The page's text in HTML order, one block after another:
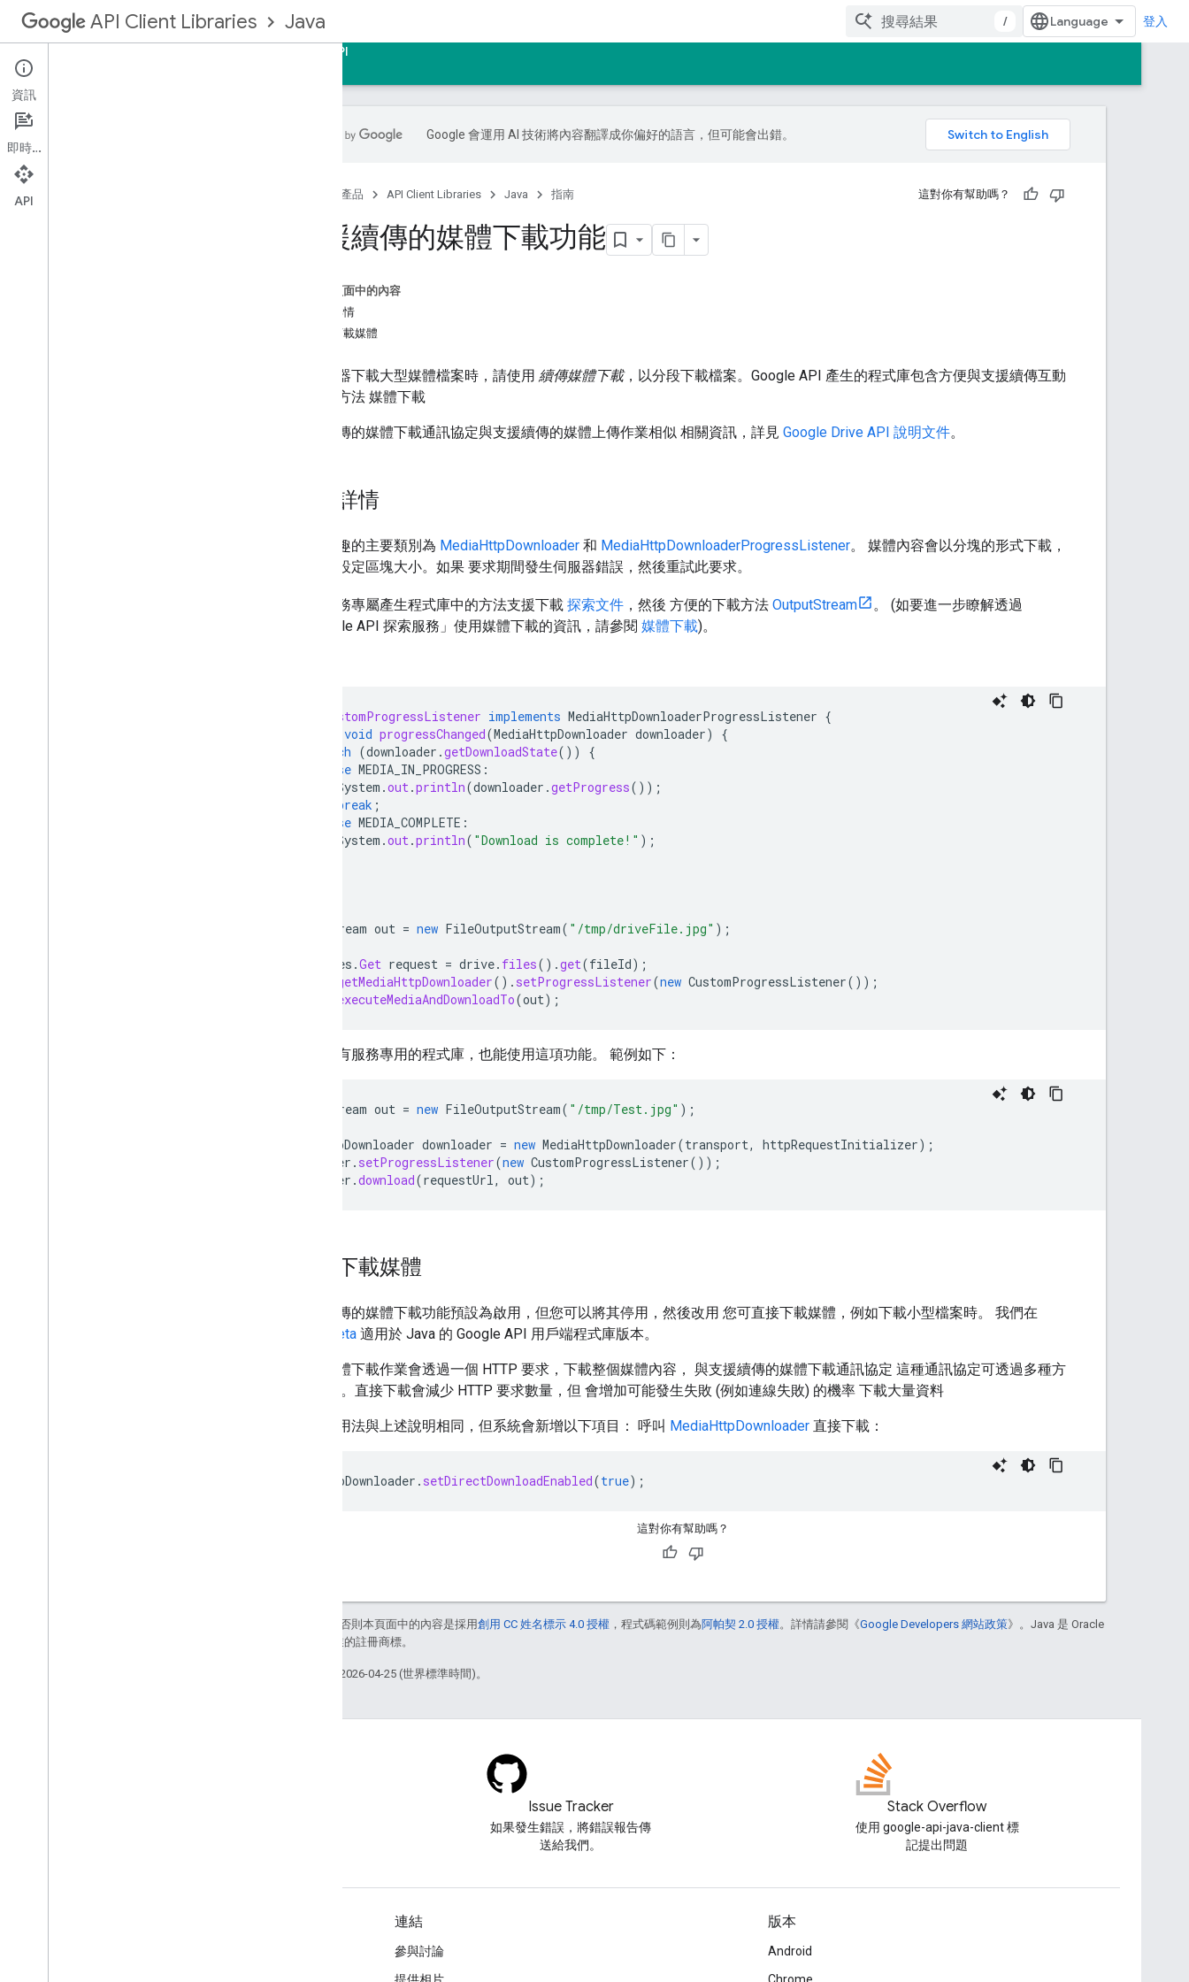
API Client Libraries Java / 登入
API
開發人員指南
查看設定操作說明
Google 會運用 AI 技術將內容翻譯成你偏好的語言，但可能會出錯。
產品 API Client Libraries Java 指南 這對你有幫助嗎？
支援續傳的媒體下載功能
這個頁面中的內容
實作詳情
直接下載媒體
從伺服器下載大型媒體檔案時，請使用 續傳媒體下載，以分段下載檔案。Google API 產生的程式庫包含方便與支援續傳互動
的便利方法 媒體下載
支援續傳的媒體下載通訊協定與支援續傳的媒體上傳作業相似 相關資訊，詳見 Google Drive API 說明文件。
實作詳情
您感興趣的主要類別為 MediaHttpDownloader 和 MediaHttpDownloaderProgressListener。 媒體內容會以分塊的形式下載，
也可以設定區塊大小。如果 要求期間發生伺服器錯誤，然後重試此要求。
如果服務專屬產生程式庫中的方法支援下載 探索文件 ，然後 方便的下載方法 OutputStream
。 (如要進一步瞭解透過
「Google API 探索服務」使用媒體下載的資訊，請參閱 媒體下載)。
CustomProgressListener implements MediaHttpDownloaderProgressListener {
void progressChanged(MediaHttpDownloader downloader)
{
switch (downloader .getDownloadState())
{
case MEDIA_IN_PROGRESS :
System .out.println(downloader .getProgress());
break ;
case MEDIA_COMPLETE :
System .out.println( "Download is complete!" );
OutputStream out = new FileOutputStream( "/tmp/driveFile.jpg" );
DriveFiles .Get request = drive. files().get(fileId);
getMediaHttpDownloader(). setProgressListener(new CustomProgressListener());
executeMediaAndDownloadTo(out);
即使沒有服務專用的程式庫，也能使用這項功能。 範例如下：
OutputStream out = new FileOutputStream( "/tmp/Test.jpg" );
MediaHttpDownloader downloader = new MediaHttpDownloader(transport, httpRequestInitializer);
downloader . setProgressListener(new CustomProgressListener());
downloader .download(requestUrl, out);
直接下載媒體
支援續傳的媒體下載功能預設為啟用，但您可以將其停用，然後改用 您可直接下載媒體，例如下載小型檔案時。 我們在
1.9.0-beta 適用於 Java 的 Google API 用戶端程式庫版本。
直接媒體下載作業會透過一個 HTTP 要求，下載整個媒體內容， 與支援續傳的媒體下載通訊協定 這種通訊協定可透過多種方
式 要求。直接下載會減少 HTTP 要求數量，但 會增加可能發生失敗 (例如連線失敗) 的機率 下載大量資料
上文的用法與上述說明相同，但系統會新增以下項目： 呼叫 MediaHttpDownloader 直接下載：
mediaHttpDownloader . setDirectDownloadEnabled(true);
這對你有幫助嗎？
除非另有註明，否則本頁面中的內容是採用創用 CC 姓名標示 4.0 授權 ，程式碼範例則為阿帕契 2.0 授權。詳情請參閱《Google Developers 網站政策》。Java 是 Oracle
和/或其關聯企業的註冊商標。
上次更新時間：2026-04-25 (世界標準時間)。
Issue Tracker
如果發生錯誤，將錯誤報告傳
送給我們。
Stack Overflow
使用 google-api-java-client 標
記提出問題
連結
參與討論
版本
Android
資訊
即時通訊
API